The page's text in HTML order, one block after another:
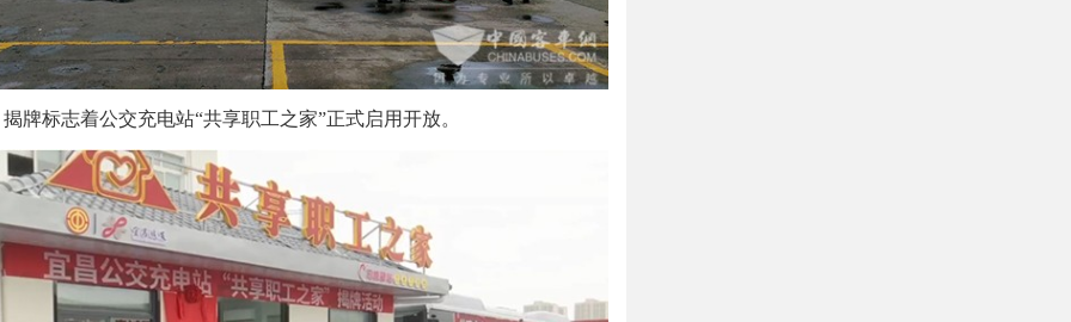
标志着公交充电站“共享职工之家”正式启用开放。